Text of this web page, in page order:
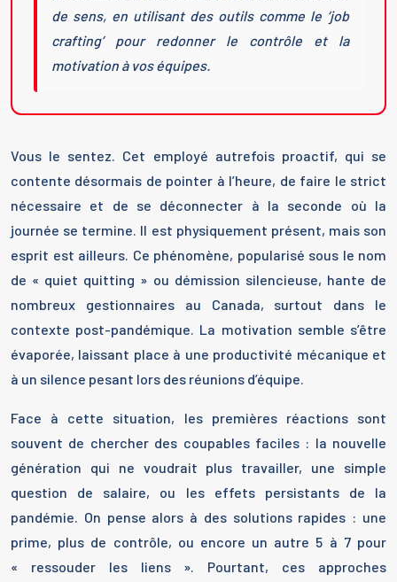
de sens, en utilisant des outils comme le ‘job
crafting’ pour redonner le contrôle et la
motivation à vos équipes.
Vous le sentez. Cet employé autrefois proactif, qui se
contente désormais de pointer à l’heure, de faire le strict
nécessaire et de se déconnecter à la seconde où la
journée se termine. Il est physiquement présent, mais son
esprit est ailleurs. Ce phénomène, popularisé sous le nom
de « quiet quitting » ou démission silencieuse, hante de
nombreux gestionnaires au Canada, surtout dans le
contexte post-pandémique. La motivation semble s’être
évaporée, laissant place à une productivité mécanique et
à un silence pesant lors des réunions d’équipe.
Face à cette situation, les premières réactions sont
souvent de chercher des coupables faciles : la nouvelle
génération qui ne voudrait plus travailler, une simple
question de salaire, ou les effets persistants de la
pandémie. On pense alors à des solutions rapides : une
prime, plus de contrôle, ou encore un autre 5 à 7 pour
« ressouder les liens ». Pourtant, ces approches